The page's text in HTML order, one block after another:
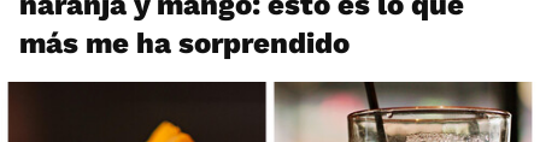
más me ha sorprendido